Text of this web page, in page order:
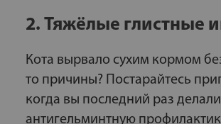
2. Тяжёлые глистные
Кота вырвало сухим кормом
то причины? Постарайтесь
когда вы последний раз
антигельминтную